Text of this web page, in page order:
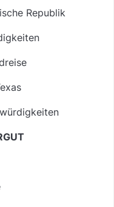
Republik